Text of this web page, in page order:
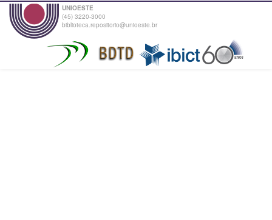
UNIOESTE
(45) 3220-3000
biblioteca.repositorio@unioeste.br